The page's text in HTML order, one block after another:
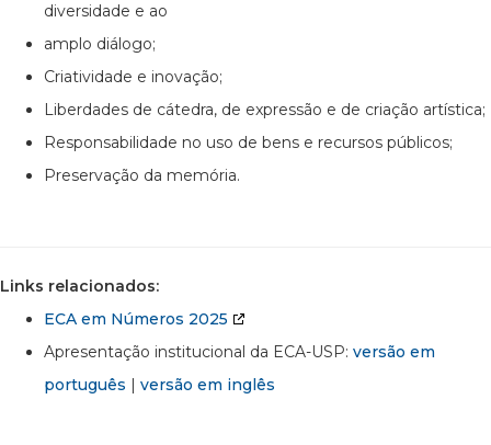
diversidade e ao
amplo diálogo;
Criatividade e inovação;
Liberdades de cátedra, de expressão e de criação artística;
Responsabilidade no uso de bens e recursos públicos;
Preservação da memória.
Links relacionados:
ECA em Números 2025
Apresentação institucional da ECA-USP: versão em
português | versão em inglês